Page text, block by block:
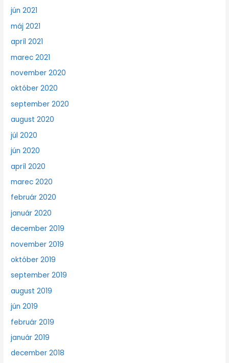
jún 2021
máj 2021
apríl 2021
marec 2021
november 2020
október 2020
september 2020
august 2020
júl 2020
jún 2020
apríl 2020
marec 2020
február 2020
január 2020
december 2019
november 2019
október 2019
september 2019
august 2019
jún 2019
február 2019
január 2019
december 2018